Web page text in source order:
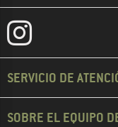
SERVICIO DE
SOBRE EL EQUIPO